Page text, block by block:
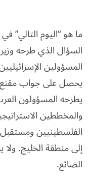
ما هو “اليوم التالي”
السؤال الذي طرحه
المسؤولين
يحصل على جواب مقنع
يطرحه المسؤولون
والمخططين
الفلسطينيين
إلى منطقة الخليج.
الضائع.